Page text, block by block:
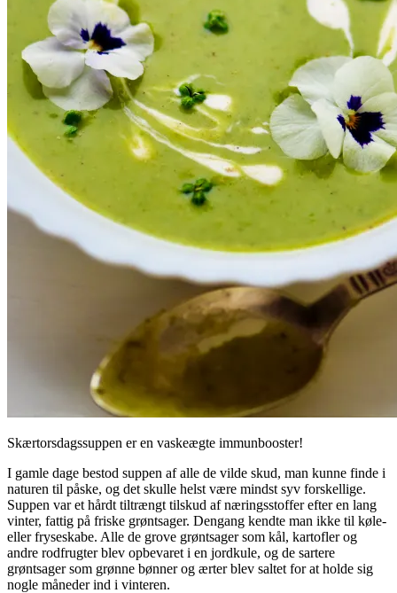
Skærtorsdagssuppen er en vaskeægte immunbooster!
I gamle dage bestod suppen af alle de vilde skud, man kunne finde i
naturen til påske, og det skulle helst være mindst syv forskellige.
Suppen var et hårdt tiltrængt tilskud af næringsstoffer efter en lang
vinter, fattig på friske grøntsager. Dengang kendte man ikke til køle-
eller fryseskabe. Alle de grove grøntsager som kål, kartofler og
andre rodfrugter blev opbevaret i en jordkule, og de sartere
grøntsager som grønne bønner og ærter blev saltet for at holde sig
nogle måneder ind i vinteren.